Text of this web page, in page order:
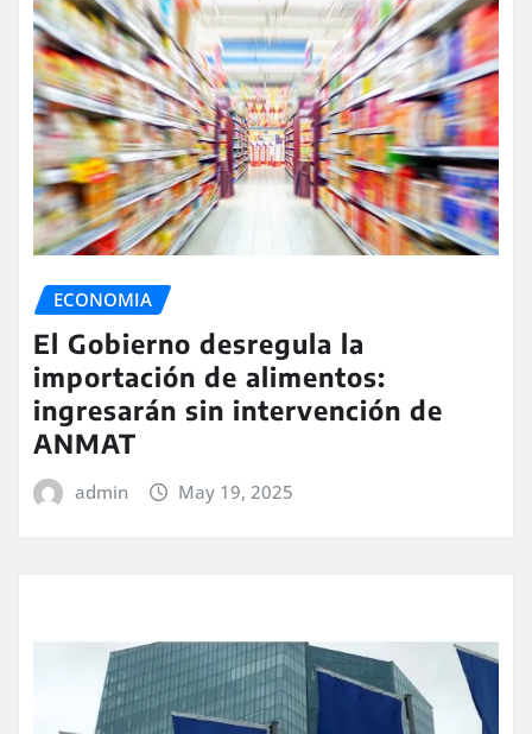
ECONOMIA
El Gobierno desregula la
importación de alimentos:
ingresarán sin intervención de
ANMAT
admin May 19, 2025